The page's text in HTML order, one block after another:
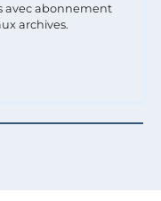
avec abonnement
archives.